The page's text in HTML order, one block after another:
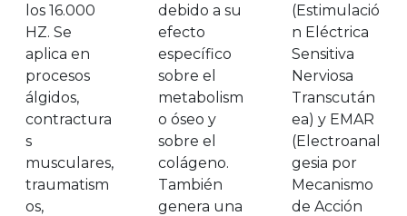
los 16.000
HZ. Se
aplica en
procesos
álgidos,
contractura
s
musculares,
traumatism
os,
debido a su
efecto
específico
sobre el
metabolism
o óseo y
sobre el
colágeno.
También
genera una
(Estimulació
n Eléctrica
Sensitiva
Nerviosa
Transcután
ea) y EMAR
(Electroanal
gesia por
Mecanismo
de Acción